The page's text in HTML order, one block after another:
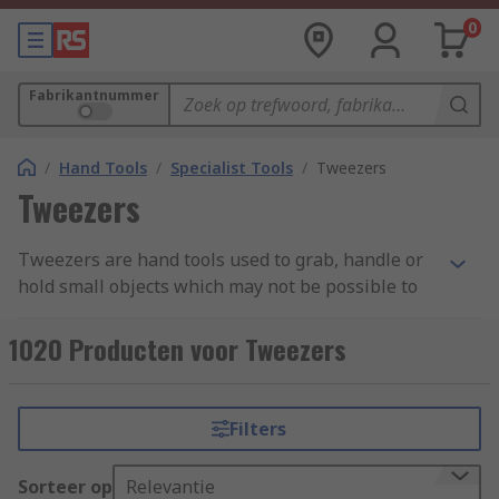
0
Fabrikantnummer
/ Hand Tools / Specialist Tools / Tweezers
Tweezers
Tweezers are hand tools used to grab, handle or
hold small objects which may not be possible to
They are ergonomically designed to sit
comfortably between the thumb and forefinger
for durability and long-lasting tool life. Some
tweezers are hand-filed to ensure ultimate
precision and accuracy, especially if they are
1020 Producten voor Tweezers
Filters
Sorteer op Relevantie